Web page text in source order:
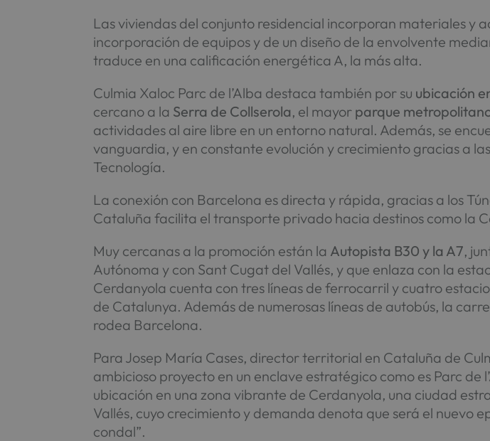
Las viviendas del conjunto residencial incorporan materiales y
incorporación de equipos y de un diseño de la envolvente
traduce en una calificación energética A, la más alta.
Culmia Xaloc Parc de l’Alba destaca también por su ubicación
cercano a la Serra de Collserola, el mayor parque
actividades al aire libre en un entorno natural. Además, se
vanguardia, y en constante evolución y crecimiento gracias a
Tecnología.
La conexión con Barcelona es directa y rápida, gracias a los
Cataluña facilita el transporte privado hacia destinos como la
Muy cercanas a la promoción están la Autopista B30 y la A7,
Autónoma y con Sant Cugat del Vallés, y que enlaza con la
Cerdanyola cuenta con tres líneas de ferrocarril y cuatro
de Catalunya. Además de numerosas líneas de autobús, la
rodea Barcelona.
Para Josep María Cases, director territorial en Cataluña de
ambicioso proyecto en un enclave estratégico como es Parc
ubicación en una zona vibrante de Cerdanyola, una ciudad
Vallés, cuyo crecimiento y demanda denota que será el nuevo
condal”.